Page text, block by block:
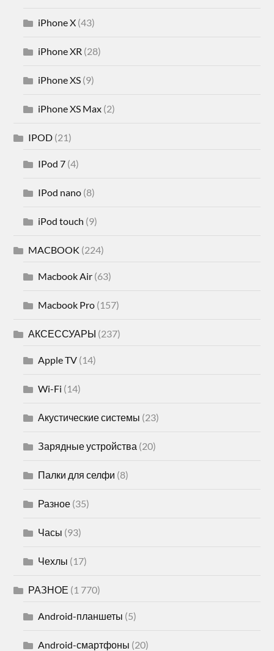
iPhone X (43)
iPhone XR (28)
iPhone XS (9)
iPhone XS Max (2)
IPOD (21)
IPod 7 (4)
IPod nano (8)
iPod touch (9)
MACBOOK (224)
Macbook Air (63)
Macbook Pro (157)
АКСЕССУАРЫ (237)
Apple TV (14)
Wi-Fi (14)
Акустические системы (23)
Зарядные устройства (20)
Палки для селфи (8)
Разное (35)
Часы (93)
Чехлы (17)
РАЗНОЕ (1 770)
Android-планшеты (5)
Android-смартфоны (20)